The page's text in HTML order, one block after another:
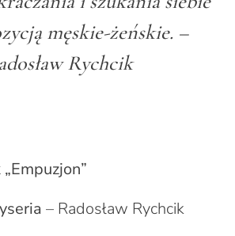
męskie-żeńskie. –
Rychcik
– Radosław Rychcik